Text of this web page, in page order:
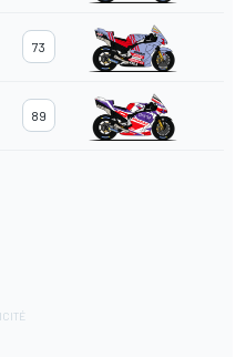
73
89